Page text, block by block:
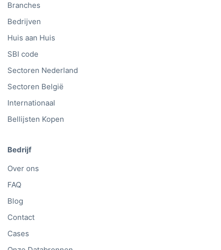
Branches
Bedrijven
Huis aan Huis
SBI code
Sectoren Nederland
Sectoren België
Internationaal
Bellijsten Kopen
Bedrijf
Over ons
FAQ
Blog
Contact
Cases